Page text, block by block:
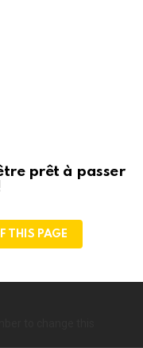
prêt à passer
THIS PAGE